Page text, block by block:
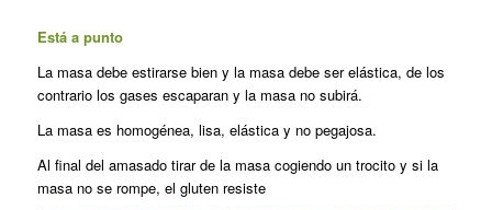
Está a punto
La masa debe estirarse bien y la masa debe ser elástica, de los
contrario los gases escaparan y la masa no subirá.
La masa es homogénea, lisa, elástica y no pegajosa.
Al final del amasado tirar de la masa cogiendo un trocito y si la
masa no se rompe, el gluten resiste